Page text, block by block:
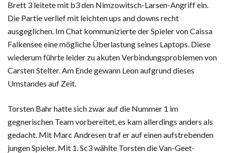
Brett 3 leitete mit b3 den Nimzowitsch-Larsen-Angriff ein.
Die Partie verlief mit leichten ups and downs recht
ausgeglichen. Im Chat kommunizierte der Spieler von Caissa
Falkensee eine mögliche Überlastung seines Laptops. Diese
wiederum führte leider zu akuten Verbindungsproblemen von
Carsten Stelter. Am Ende gewann Leon aufgrund dieses
Umstandes auf Zeit.
Torsten Bahr hatte sich zwar auf die Nummer 1 im
gegnerischen Team vorbereitet, es kam allerdings anders als
gedacht. Mit Marc Andresen traf er auf einen aufstrebenden
jungen Spieler. Mit 1. Sc3 wählte Torsten die Van-Geet-